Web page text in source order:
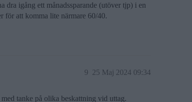
dra igång ett månadssparande (utöver tjp) i en
för att komma lite närmare 60/40.
25 Maj 2024 09:34
9
tanke på olika beskattning vid uttag.